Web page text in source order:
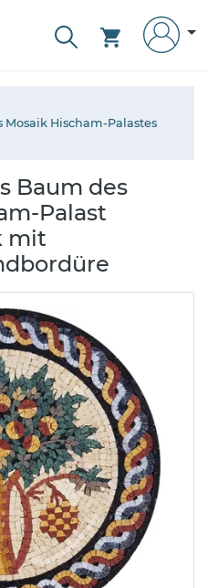
Mosaik Hischam-Palastes
Baum des
Palast
mit